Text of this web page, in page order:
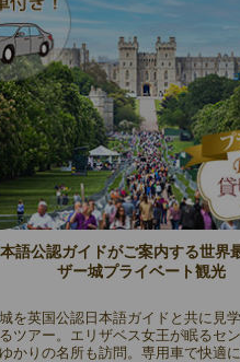
語公認ガイドがご案内する世界
ザー城プライベート観光
を英国公認日本語ガイドと共に見
ツアー。エリザベス女王が眠るセ
かりの名所も訪問。専用車で快適に